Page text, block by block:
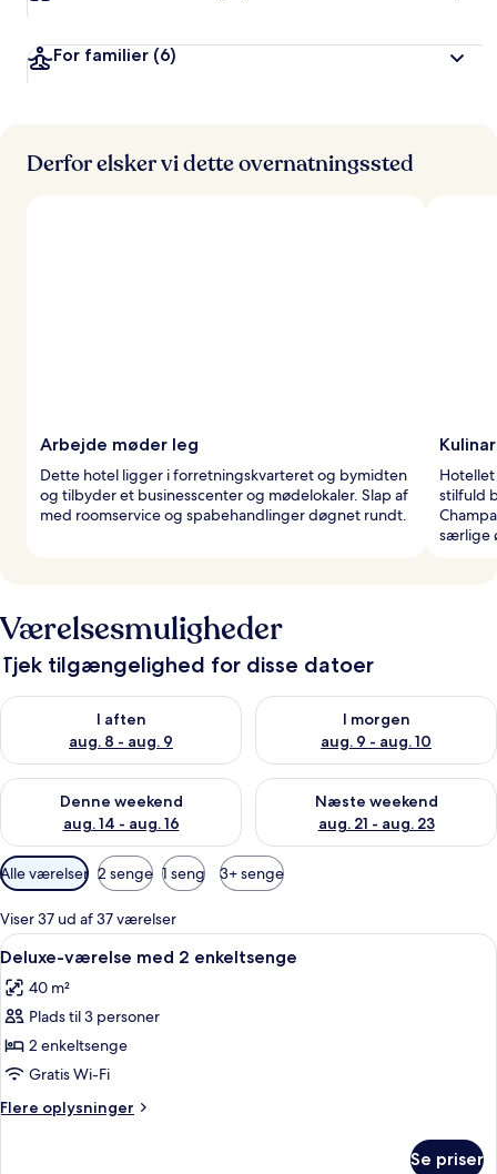
For familier (6)
Derfor elsker vi dette overnatningssted
Arbejde møder leg
Dette hotel ligger i forretningskvarteret og bymidten
og tilbyder et businesscenter og mødelokaler. Slap af
med roomservice og spabehandlinger døgnet rundt.
stilfuld
særlige
Værelsesmuligheder
Tjek tilgængelighed for disse datoer
I aften
aug. 8 - aug. 9
Tjek tilgængelighed for i aften aug. 8 - aug. 9
I morgen
aug. 9 - aug. 10
Tjek tilgængelighed for i
Denne weekend
aug. 14 - aug. 16
Tjek tilgængelighed for denne weekend aug. 14 - aug. 16
Næste weekend
aug. 21 - aug. 23
Tjek tilgængelighed for næste
Tilgængelige
filtre
for
værelser
Alle værelser 2 senge 1 seng 3+ senge
Viser 37 ud af 37 værelser
Indlæs
alle
billeder
af
Deluxe-
værelse
med
2
Et hotelværelse med en sofa, et lille
5
Deluxe-værelse med 2 enkeltsenge
40 m²
Plads til 3 personer
2 enkeltsenge
Gratis Wi-Fi
Flere oplysninger
Flere
Se priser